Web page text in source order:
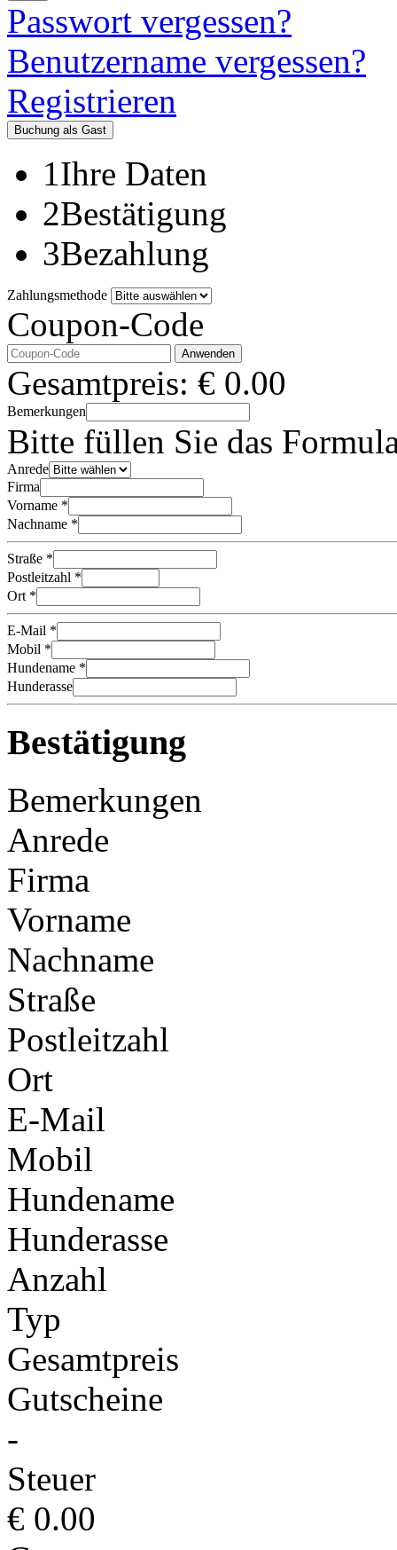
Passwort vergessen?
Benutzername vergessen?
Registrieren
Buchung als Gast
1Ihre Daten
2Bestätigung
3Bezahlung
Zahlungsmethode
Coupon-Code
Anwenden
Gesamtpreis: € 0.00
Bemerkungen
Bitte füllen Sie das
Anrede
Firma
Vorname *
Nachname *
Straße *
Postleitzahl *
Ort *
E-Mail *
Mobil *
Hundename *
Hunderasse
Bestätigung
Bemerkungen
Anrede
Firma
Vorname
Nachname
Straße
Postleitzahl
Ort
E-Mail
Mobil
Hundename
Hunderasse
Anzahl
Typ
Gesamtpreis
Gutscheine
-
Steuer
€ 0.00